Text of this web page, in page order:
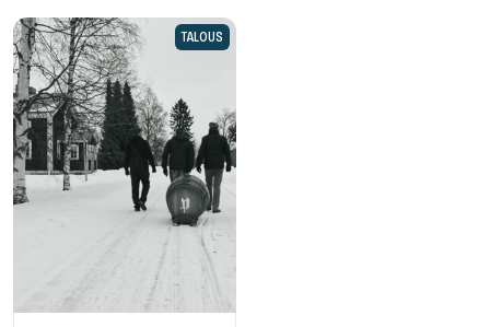
TALOUS